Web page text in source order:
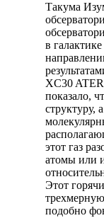
Такума
в
XC30
показало,
структуру,
этот газ
атомы или
Этот
подобно